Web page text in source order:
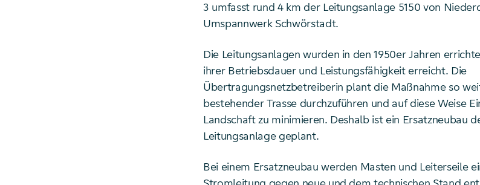
3 umfasst rund 4 km der Leitungsanlage 5150 von
Umspannwerk Schwörstadt.
Die Leitungsanlagen wurden in den 1950er Jahren
ihrer Betriebsdauer und Leistungsfähigkeit erreicht. Die
Übertragungsnetzbetreiberin plant die Maßnahme so
bestehender Trasse durchzuführen und auf diese Weise
Landschaft zu minimieren. Deshalb ist ein Ersatzneubau
Leitungsanlage geplant.
Bei einem Ersatzneubau werden Masten und Leiterseile